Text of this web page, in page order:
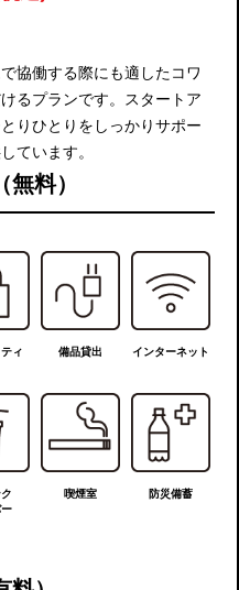
協働する際にも適したコワ
るプランです。スタートア
りひとりをしっかりサポー
ています。
料）
ィ 備品貸出 インターネット
喫煙室 防災備蓄